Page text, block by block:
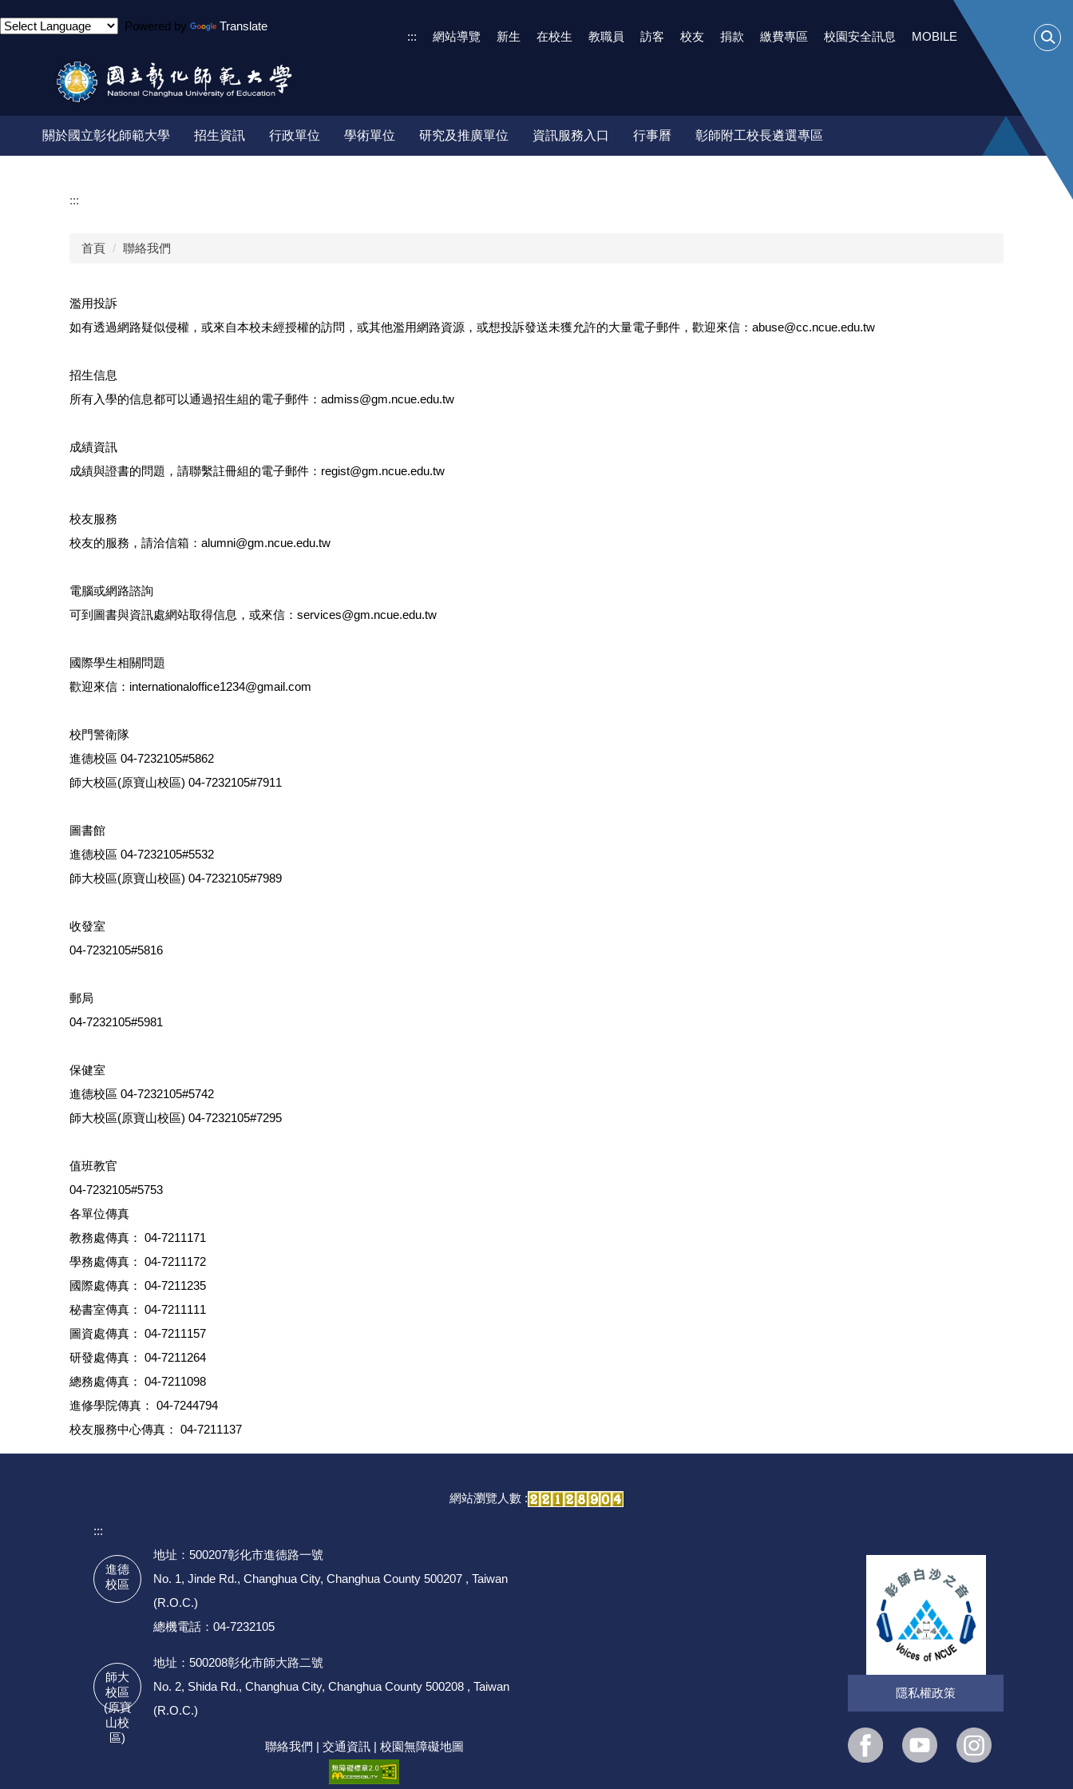
到
區
Powered by Translate
::: 網站導覽 新生 在校生 教職員 訪客 校友 捐款 繳費專區 校園安全訊息 MOBILE
關於國立彰化師範大學 招生資訊 行政單位 學術單位 研究及推廣單位 資訊服務入口 行事曆 彰師附工校長遴選專區
:::
首頁 聯絡我們
濫用投訴
如有透過網路疑似侵權，或來自本校未經授權的訪問，或其他濫用網路資源，或想投訴發送未獲允許的大量電子郵件，歡迎來信：abuse@cc.ncue.edu.tw
招生信息
所有入學的信息都可以通過招生組的電子郵件：admiss@gm.ncue.edu.tw
成績資訊
成績與證書的問題，請聯繫註冊組的電子郵件：regist@gm.ncue.edu.tw
校友服務
校友的服務，請洽信箱：alumni@gm.ncue.edu.tw
電腦或網路諮詢
可到圖書與資訊處網站取得信息，或來信：services@gm.ncue.edu.tw
國際學生相關問題
歡迎來信：internationaloffice1234@gmail.com
校門警衛隊
進德校區 04-7232105#5862
師大校區(原寶山校區) 04-7232105#7911
圖書館
進德校區 04-7232105#5532
師大校區(原寶山校區) 04-7232105#7989
收發室
04-7232105#5816
郵局
04-7232105#5981
保健室
進德校區 04-7232105#5742
師大校區(原寶山校區) 04-7232105#7295
值班教官
04-7232105#5753
各單位傳真
教務處傳真： 04-7211171
學務處傳真： 04-7211172
國際處傳真： 04-7211235
秘書室傳真： 04-7211111
圖資處傳真： 04-7211157
研發處傳真： 04-7211264
總務處傳真： 04-7211098
進修學院傳真： 04-7244794
校友服務中心傳真： 04-7211137
網站瀏覽人數 :
:::
進德
校區
地址：500207彰化市進德路一號
No. 1, Jinde Rd., Changhua City, Changhua County 500207 , Taiwan
(R.O.C.)
總機電話：04-7232105
師大
校區
(原寶
山校
區)
地址：500208彰化市師大路二號
No. 2, Shida Rd., Changhua City, Changhua County 500208 , Taiwan
(R.O.C.)
聯絡我們 | 交通資訊| 校園無障礙地圖
隱私權政策